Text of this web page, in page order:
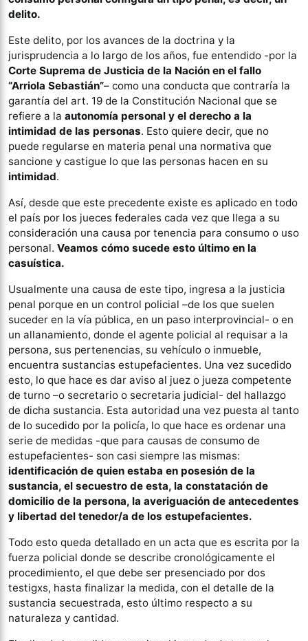
delito.
Este delito, por los avances de la doctrina y la
jurisprudencia a lo largo de los años, fue entendido -por la
Corte Suprema de Justicia de la Nación en el fallo
“Arriola Sebastián”– como una conducta que contraría la
garantía del art. 19 de la Constitución Nacional que se
refiere a la autonomía personal y el derecho a la
intimidad de las personas. Esto quiere decir, que no
puede regularse en materia penal una normativa que
sancione y castigue lo que las personas hacen en su
intimidad.
Así, desde que este precedente existe es aplicado en todo
el país por los jueces federales cada vez que llega a su
consideración una causa por tenencia para consumo o uso
personal. Veamos cómo sucede esto último en la
casuística.
Usualmente una causa de este tipo, ingresa a la justicia
penal porque en un control policial –de los que suelen
suceder en la vía pública, en un paso interprovincial- o en
un allanamiento, donde el agente policial al requisar a la
persona, sus pertenencias, su vehículo o inmueble,
encuentra sustancias estupefacientes. Una vez sucedido
esto, lo que hace es dar aviso al juez o jueza competente
de turno –o secretario o secretaria judicial- del hallazgo
de dicha sustancia. Esta autoridad una vez puesta al tanto
de lo sucedido por la policía, lo que hace es ordenar una
serie de medidas -que para causas de consumo de
estupefacientes- son casi siempre las mismas:
identificación de quien estaba en posesión de la
sustancia, el secuestro de esta, la constatación de
domicilio de la persona, la averiguación de antecedentes
y libertad del tenedor/a de los estupefacientes.
Todo esto queda detallado en un acta que es escrita por la
fuerza policial donde se describe cronológicamente el
procedimiento, el que debe ser presenciado por dos
testigxs, hasta finalizar la medida, con el detalle de la
sustancia secuestrada, esto último respecto a su
naturaleza y cantidad.